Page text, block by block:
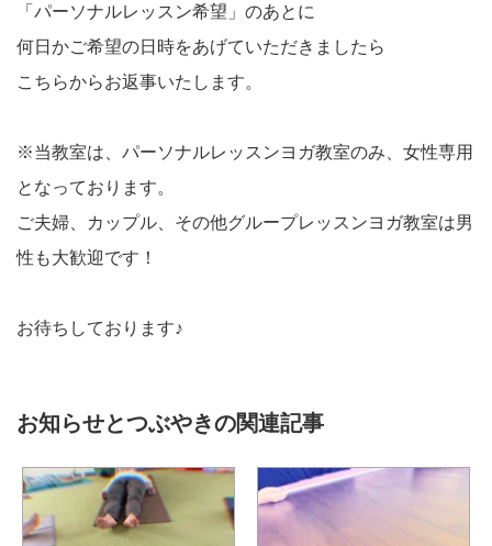
「パーソナルレッスン希望」のあとに
何日かご希望の日時をあげていただきましたら
こちらからお返事いたします。
※当教室は、パーソナルレッスンヨガ教室のみ、女性専用
となっております。
ご夫婦、カップル、その他グループレッスンヨガ教室は男
性も大歓迎です！
お待ちしております♪
お知らせとつぶやきの関連記事